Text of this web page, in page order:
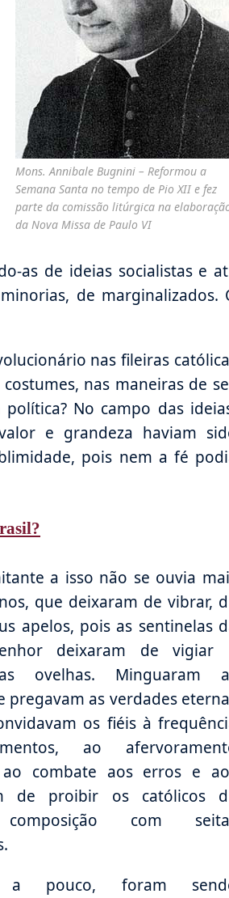
Mons. Annibale Bugnini – Reformou a
Semana Santa no tempo de Pio XII e fez
parte da comissão litúrgica na
da Nova Missa de Paulo VI
as de ideias socialistas e
de marginalizados.
nas fileiras
nas maneiras de
No campo das
e grandeza haviam
pois nem a fé
a isso não se ouvia
que deixaram de vibrar,
apelos, pois as sentinelas
deixaram de vigiar
ovelhas. Minguaram
pregavam as verdades
os fiéis à
ao
combate aos erros e
de proibir os católicos
com
a pouco, foram